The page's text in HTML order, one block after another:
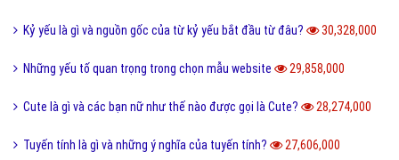
Kỷ yếu là gì và nguồn gốc của từ kỷ yếu bắt đầu từ đâu? 30,328,000
Những yếu tố quan trọng trong chọn mẫu website 29,858,000
Cute là gì và các bạn nữ như thế nào được gọi là Cute? 28,274,000
Tuyến tính là gì và những ý nghĩa của tuyến tính? 27,606,000